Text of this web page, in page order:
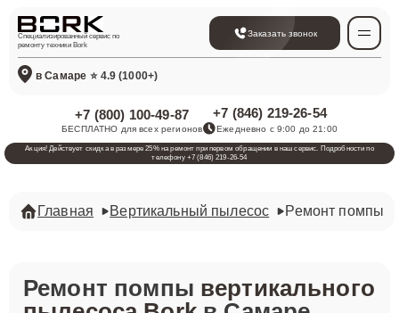
Специализированный сервис по
ремонту техники Bork
Заказать звонок
в Самаре ⭐ 4.9 (1000+)
+7 (800) 100-49-87
БЕСПЛАТНО для всех регионов
+7 (846) 219-26-54
Ежедневно с 9:00 до 21:00
Акция! Действует скидка в размере 25% на ремонт при первом обращении в наш сервис. Подробности по
телефону +7 (846) 219-26-54
Главная Вертикальный пылесос Ремонт помпы
Ремонт помпы вертикального